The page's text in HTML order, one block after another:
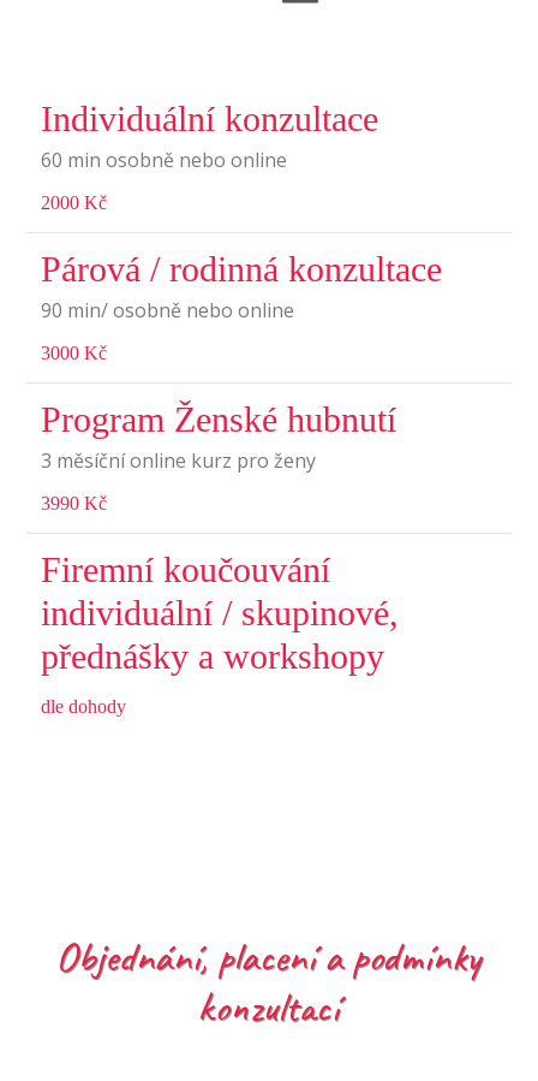
Individuální konzultace
60 min osobně nebo online
2000 Kč
Párová / rodinná konzultace
90 min/ osobně nebo online
3000 Kč
Program Ženské hubnutí
3 měsíční online kurz pro ženy
3990 Kč
Firemní koučouvání
individuální / skupinové,
přednášky a workshopy
dle dohody
Objednání, placení a podmínky
konzultací